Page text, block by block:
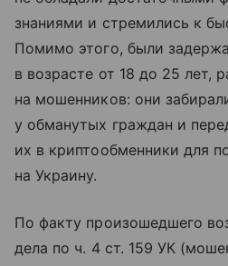
знаниями и стремились к
Помимо этого, были
в возрасте от 18 до 25 лет,
на мошенников: они
у обманутых граждан и
их в криптообменники для
на Украину.
По факту произошедшего
дела по ч. 4 ст. 159 УК